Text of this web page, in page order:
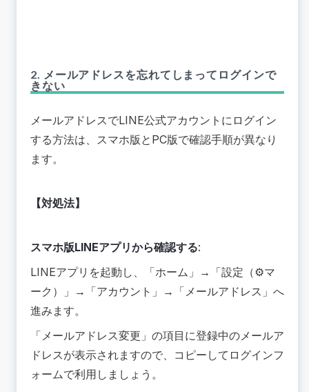
2. メールアドレスを忘れてしまってログインで
きない
メールアドレスでLINE公式アカウントにログイン
する方法は、スマホ版とPC版で確認手順が異なり
ます。
【対処法】
スマホ版LINEアプリから確認する:
LINEアプリを起動し、「ホーム」→「設定（⚙️マ
ーク）」→「アカウント」→「メールアドレス」へ
進みます。
「メールアドレス変更」の項目に登録中のメールア
ドレスが表示されますので、コピーしてログインフ
ォームで利用しましょう。